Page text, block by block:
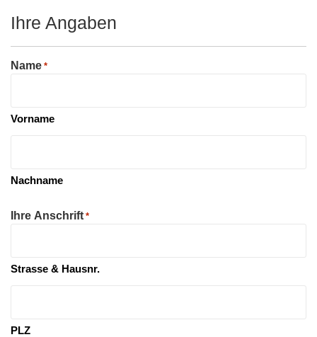
Ihre Angaben
Name *
Vorname
Nachname
Ihre Anschrift *
Strasse & Hausnr.
PLZ